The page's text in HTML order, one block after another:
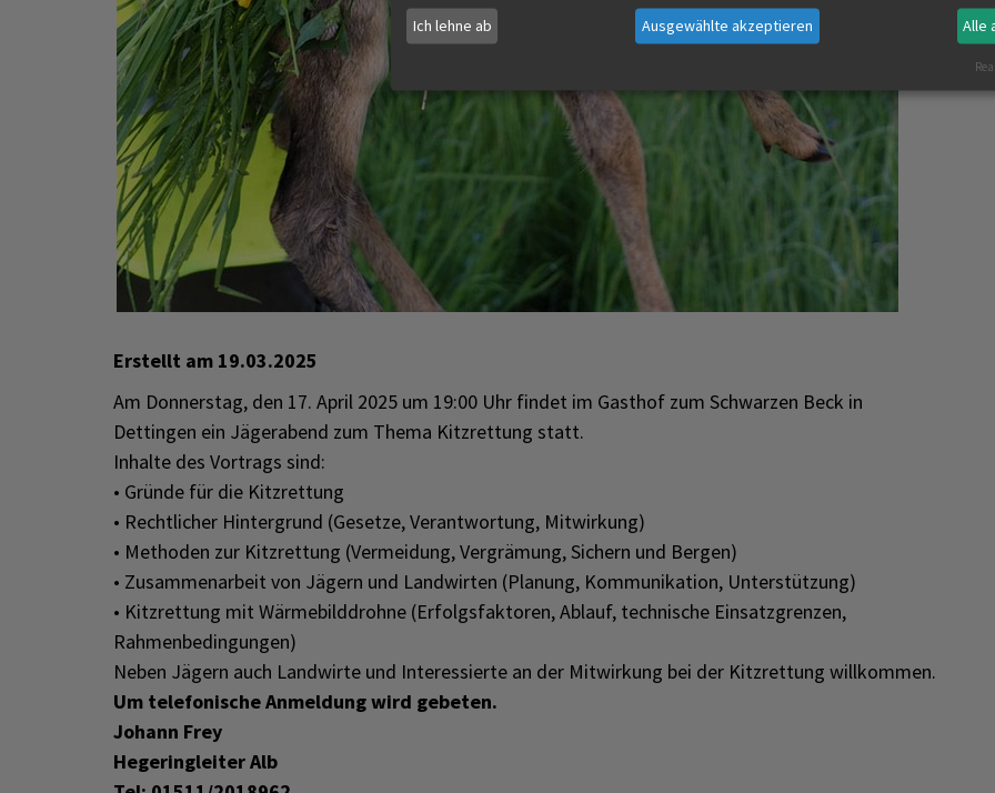
Erstellt am 19.03.2025
Am Donnerstag, den 17. April 2025 um 19:00 Uhr findet im Gasthof zum Schwarzen Beck in
Dettingen ein Jägerabend zum Thema Kitzrettung statt.
Inhalte des Vortrags sind:
• Gründe für die Kitzrettung
• Rechtlicher Hintergrund (Gesetze, Verantwortung, Mitwirkung)
• Methoden zur Kitzrettung (Vermeidung, Vergrämung, Sichern und Bergen)
• Zusammenarbeit von Jägern und Landwirten (Planung, Kommunikation, Unterstützung)
• Kitzrettung mit Wärmebilddrohne (Erfolgsfaktoren, Ablauf, technische Einsatzgrenzen,
Rahmenbedingungen)
Neben Jägern auch Landwirte und Interessierte an der Mitwirkung bei der Kitzrettung willkommen.
Um telefonische Anmeldung wird gebeten.
Johann Frey
Hegeringleiter Alb
Ich lehne ab Ausgewählte akzeptieren Alle